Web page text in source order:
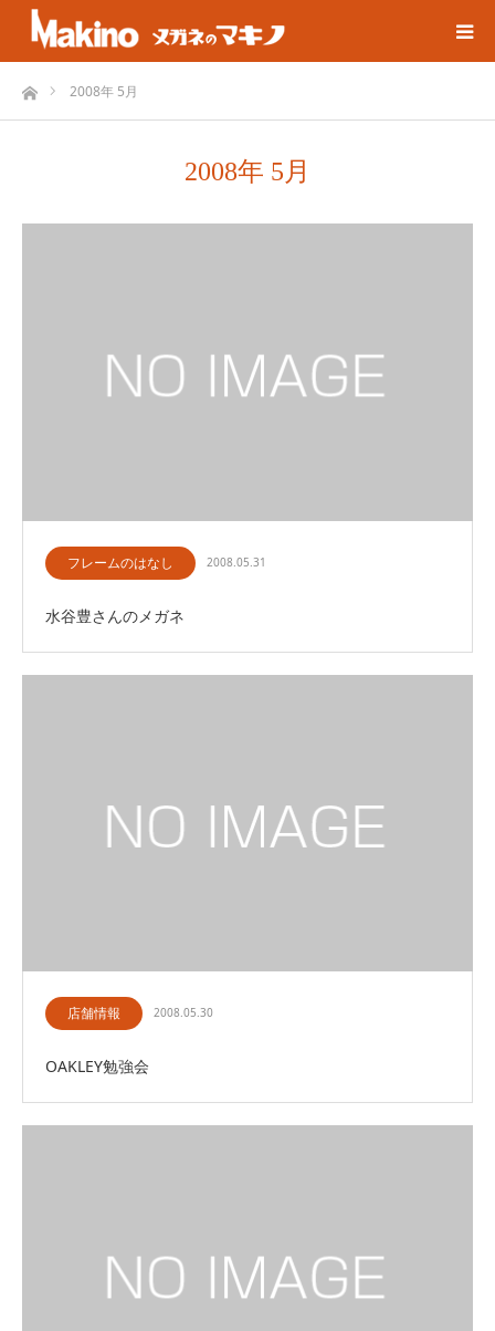
ホーム2008年 5月
2008年 5月
フレームのはなし 2008.05.31
水谷豊さんのメガネ
店舗情報 2008.05.30
OAKLEY勉強会